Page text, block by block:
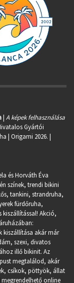
| A képek felhasználása
Gyártói
| Origami 2026. |
és Horváth Éva
színek, trendi bikini
tankini, strandruha,
fürdőruha,
Akció,
kiszállítása akár már
szexi, divatos
illő bikinit. Az
megtalálod, akár
csíkok, pöttyök, állat
online